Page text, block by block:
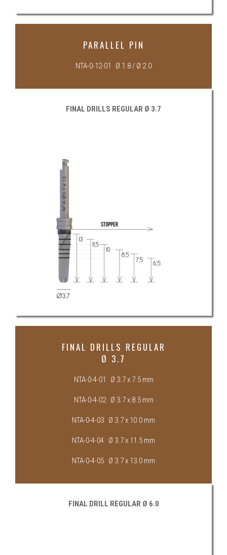
PARALLEL PIN
NTA-0-12-01 Ø 1.8 / Ø 2.0
FINAL DRILLS REGULAR Ø 3.7
FINAL DRILLS REGULAR
Ø 3.7
NTA-0-4-01 Ø 3.7 x 7.5 mm
NTA-0-4-02 Ø 3.7 x 8.5 mm
NTA-0-4-03 Ø 3.7 x 10.0 mm
NTA-0-4-04 Ø 3.7 x 11.5 mm
NTA-0-4-05 Ø 3.7 x 13.0 mm
FINAL DRILL REGULAR Ø 6.0